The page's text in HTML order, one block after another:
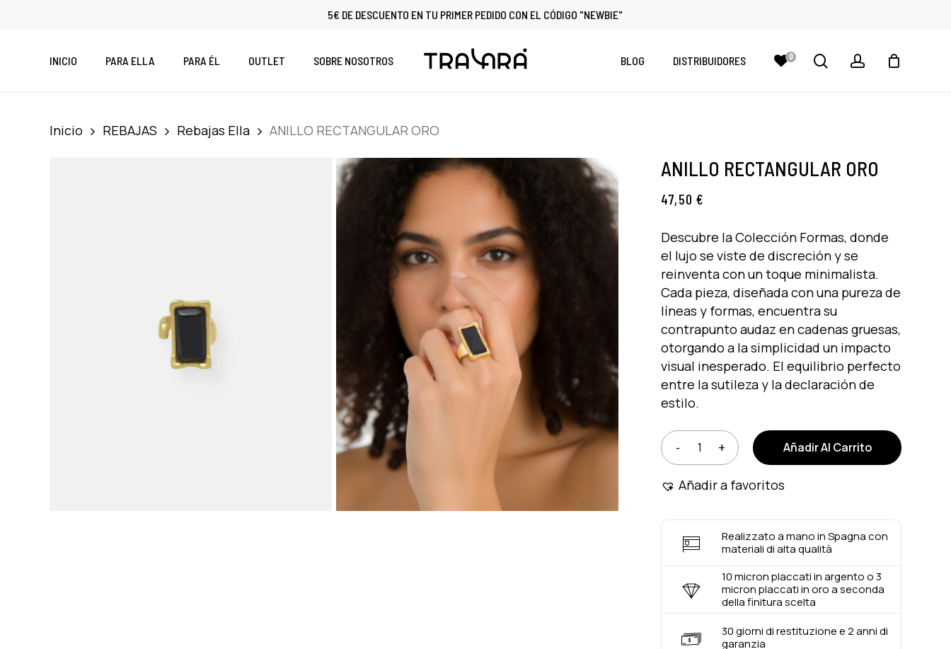
5€ DE DESCUENTO EN TU PRIMER PEDIDO CON EL CÓDIGO "NEWBIE"
INICIO PARA ELLA PARA ÉL OUTLET SOBRE NOSOTROS BLOG DISTRIBUIDORES 0 searchaccount
Inicio REBAJAS Rebajas Ella ANILLO RECTANGULAR ORO
ANILLO RECTANGULAR ORO
47,50€
Descubre la Colección Formas, donde
el lujo se viste de discreción y se
reinventa con un toque minimalista.
Cada pieza, diseñada con una pureza de
líneas y formas, encuentra su
contrapunto audaz en cadenas gruesas,
otorgando a la simplicidad un impacto
visual inesperado. El equilibrio perfecto
entre la sutileza y la declaración de
estilo.
Añadir Al Carrito
Añadir a favoritos
Realizzato a mano in Spagna con
materiali di alta qualità
10 micron placcati in argento o 3
micron placcati in oro a seconda
della finitura scelta
30 giorni di restituzione e 2 anni di
garanzia